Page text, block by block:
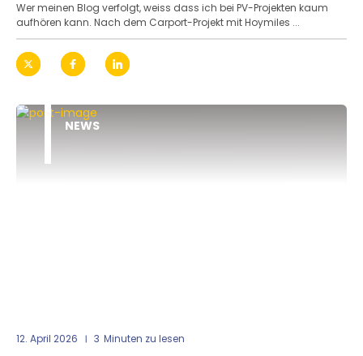
Wer meinen Blog verfolgt, weiss dass ich bei PV-Projekten kaum
aufhören kann. Nach dem Carport-Projekt mit Hoymiles ...
NEWS
12. April 2026 3 Minuten zu lesen